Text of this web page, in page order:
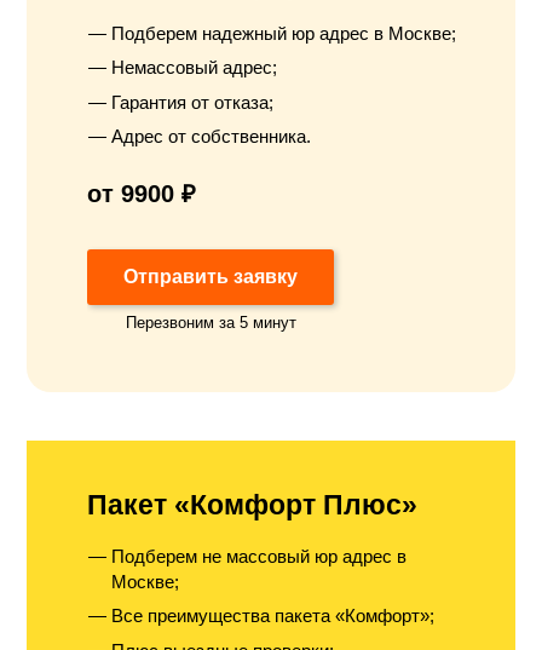
Подберем надежный юр адрес в Москве;
Немассовый адрес;
Гарантия от отказа;
Адрес от собственника.
от 9900 ₽
Отправить заявку
Перезвоним за 5 минут
Пакет «Комфорт Плюс»
Подберем не массовый юр адрес в
Москве;
Все преимущества пакета «Комфорт»;